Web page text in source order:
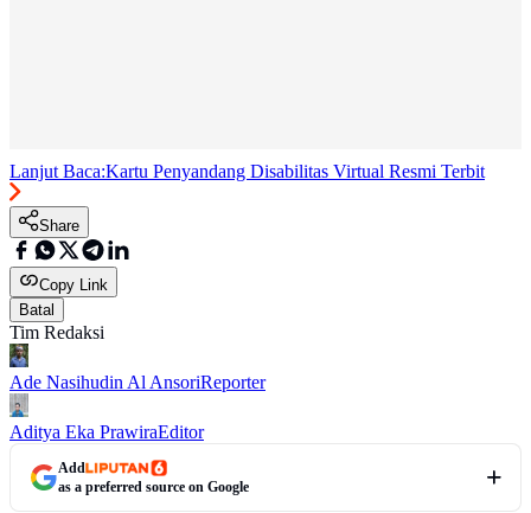
Lanjut Baca:Kartu Penyandang Disabilitas Virtual Resmi Terbit
Share
Copy Link
Batal
Tim Redaksi
Ade Nasihudin Al AnsoriReporter
Aditya Eka PrawiraEditor
Add
as a preferred source on Google